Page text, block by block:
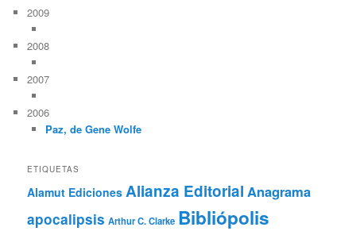
2009
2008
2007
2006
Paz, de Gene Wolfe
ETIQUETAS
Alamut Ediciones Alianza Editorial Anagrama
apocalipsis Arthur C. Clarke Bibliópolis